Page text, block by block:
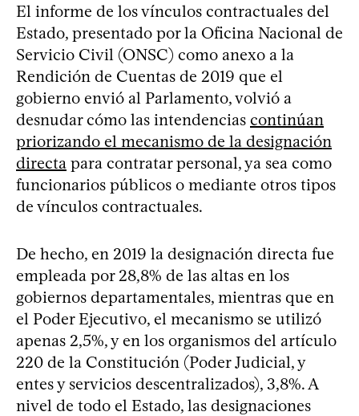
El informe de los vínculos contractuales del
Estado, presentado por la Oficina Nacional de
Servicio Civil (ONSC) como anexo a la
Rendición de Cuentas de 2019 que el
gobierno envió al Parlamento, volvió a
desnudar cómo las intendencias continúan
priorizando el mecanismo de la designación
directa para contratar personal, ya sea como
funcionarios públicos o mediante otros tipos
de vínculos contractuales.
De hecho, en 2019 la designación directa fue
empleada por 28,8% de las altas en los
gobiernos departamentales, mientras que en
el Poder Ejecutivo, el mecanismo se utilizó
apenas 2,5%, y en los organismos del artículo
220 de la Constitución (Poder Judicial, y
entes y servicios descentralizados), 3,8%. A
nivel de todo el Estado, las designaciones